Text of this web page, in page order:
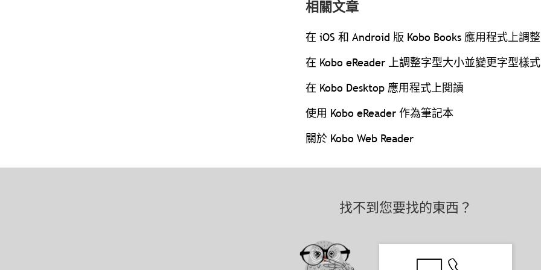
相關文章
在 iOS 和 Android 版 Kobo Books 應用程式上調
在 Kobo eReader 上調整字型大小並變更字型樣式
在 Kobo Desktop 應用程式上閱讀
使用 Kobo eReader 作為筆記本
關於 Kobo Web Reader
找不到您要找的東西？